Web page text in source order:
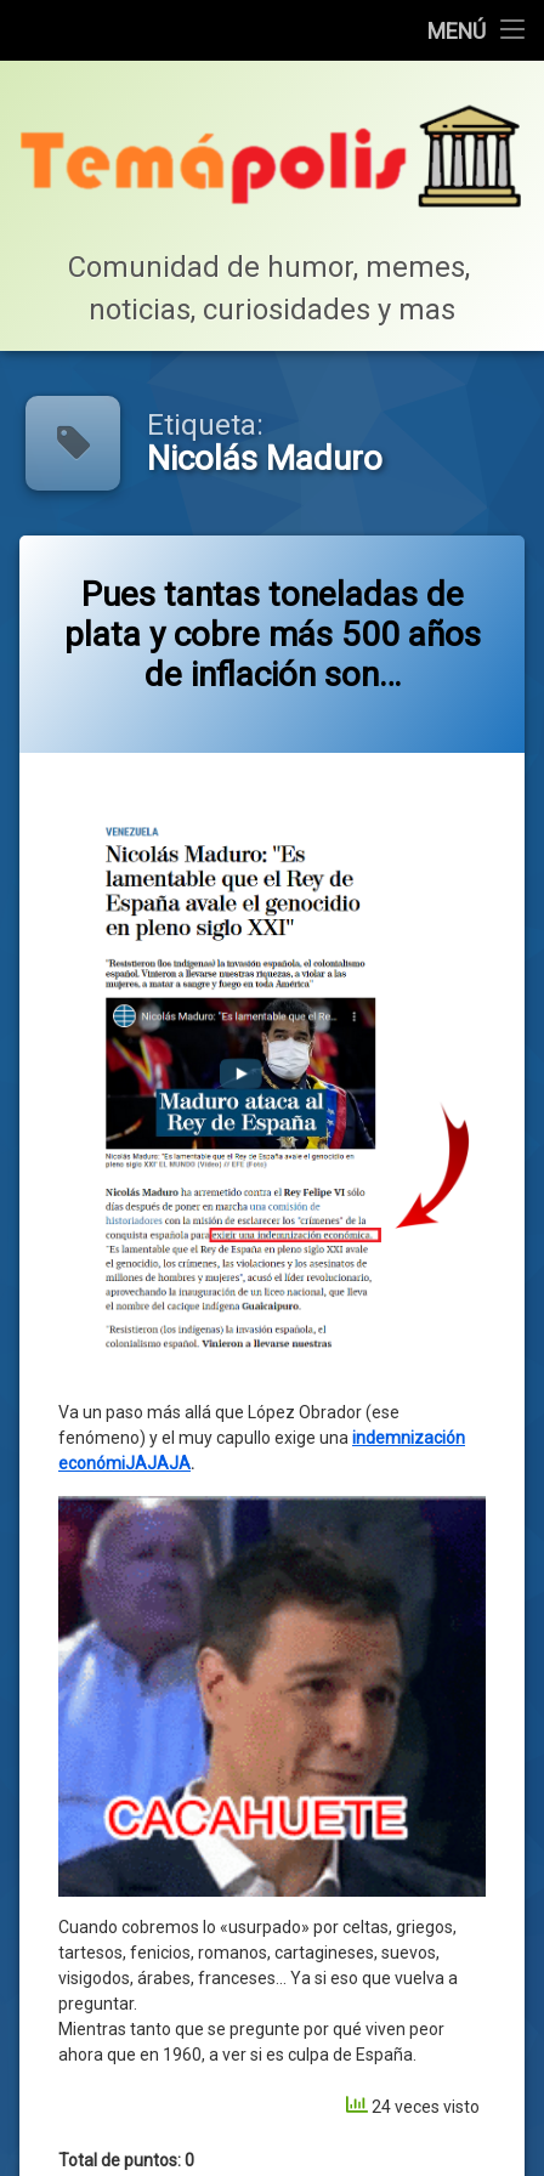
MENÚ
Lista de Megapost
Tabla de puntos
Comunidad de humor, memes,
noticias, curiosidades y mas
Etiqueta:
Nicolás Maduro
Pues tantas toneladas de
plata y cobre más 500 años
de inflación son…
Va un paso más allá que López Obrador (ese
fenómeno) y el muy capullo exige una indemnización
económiJAJAJA.
Cuando cobremos lo «usurpado» por celtas, griegos,
tartesos, fenicios, romanos, cartagineses, suevos,
visigodos, árabes, franceses… Ya si eso que vuelva a
preguntar.
Mientras tanto que se pregunte por qué viven peor
ahora que en 1960, a ver si es culpa de España.
24 veces visto
Total de puntos: 0